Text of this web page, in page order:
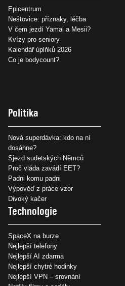
Epicentrum
Neštovice: příznaky, léčba
V čem jezdí Yamal a Mesii?
Kvízy pro seniory
Kalendář úplňků 2026
Co je bodycount?
Politika
Nová superdávka: kdo na ní
dosáhne?
Sjezd sudetských Němců
Proč vláda zavádí EET?
Padni komu padni
Výpověď z práce vzor
Divoký kačer
Technologie
SpaceX na burze
Nejlepší telefony
Nejlepší AI zdarma
Nejlepší chytré hodinky
Nejlepší VPN – srovnání